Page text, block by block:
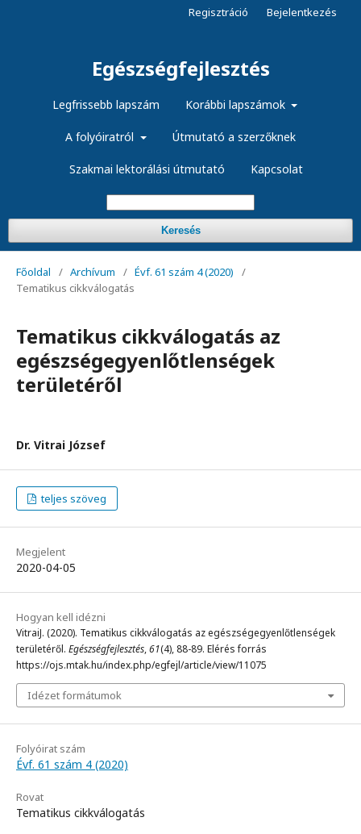
Egészségfejlesztés
Legfrissebb lapszám Korábbi lapszámok
A folyóiratról Útmutató a szerzőknek
Szakmai lektorálási útmutató Kapcsolat
Keresés
Regisztráció Bejelentkezés
Főoldal / Archívum / Évf. 61 szám 4 (2020)
/
Tematikus cikkválogatás
Tematikus cikkválogatás az
egészségegyenlőtlenségek
területéről
Dr. Vitrai József
teljes szöveg
Megjelent
2020-04-05
Hogyan kell idézni
VitraiJ. (2020). Tematikus cikkválogatás az egészségegyenlőtlenségek
területéről. Egészségfejlesztés,61(4), 88-89. Elérés forrás
https://ojs.mtak.hu/index.php/egfejl/article/view/11075
Idézet formátumok
Folyóirat szám
Évf. 61 szám 4 (2020)
Rovat
Tematikus cikkválogatás